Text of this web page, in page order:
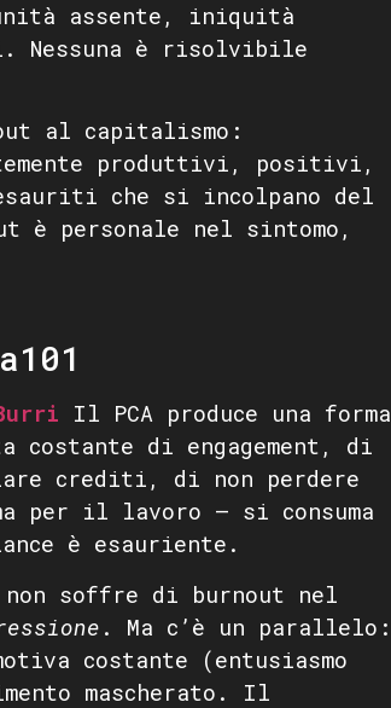
assente, iniquità
è risolvibile
al capitalismo:
produttivi, positivi,
che si incolpano del
è personale nel sintomo,
Il PCA produce una forma
di engagement, di
crediti, di non perdere
per il lavoro — si consuma
è esauriente.
non soffre di burnout nel
. Ma c’è un parallelo:
costante (entusiasmo
mascherato. Il